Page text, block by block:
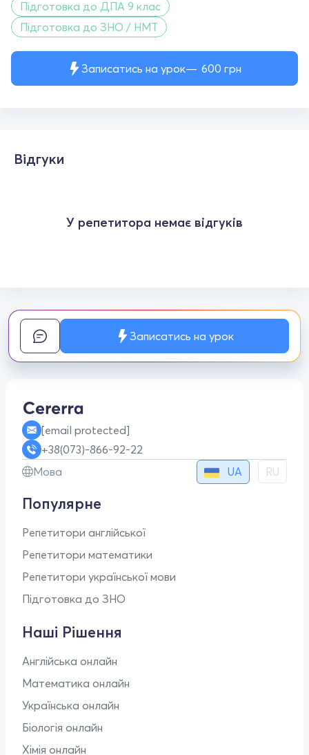
Записатись на урок 600 грн
Підготовка до ДПА 9 клас
Підготовка до ЗНО / НМТ
Відгуки
У репетитора немає відгуків
Записатись на урок
[email protected]
+38(073)-866-92-22
Мова
UA RU
Популярне
Репетитори англійської
Репетитори математики
Репетитори української мови
Підготовка до ЗНО
Наші Рішення
Англійська онлайн
Математика онлайн
Українська онлайн
Біологія онлайн
Хімія онлайн